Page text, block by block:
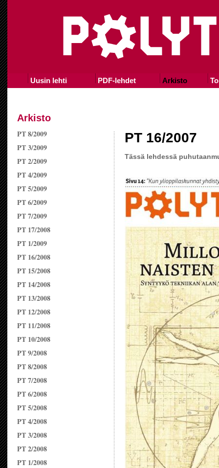
Uusin lehti PDF-lehdet Arkisto
Arkisto
PT 8/2009
PT 3/2009
PT 2/2009
PT 4/2009
PT 5/2009
PT 6/2009
PT 7/2009
PT 17/2008
PT 1/2009
PT 16/2008
PT 15/2008
PT 14/2008
PT 13/2008
PT 12/2008
PT 11/2008
PT 10/2008
PT 9/2008
PT 8/2008
PT 7/2008
PT 6/2008
PT 5/2008
PT 4/2008
PT 3/2008
PT 2/2008
PT 1/2008
PT 16/2007
Tässä lehdessä